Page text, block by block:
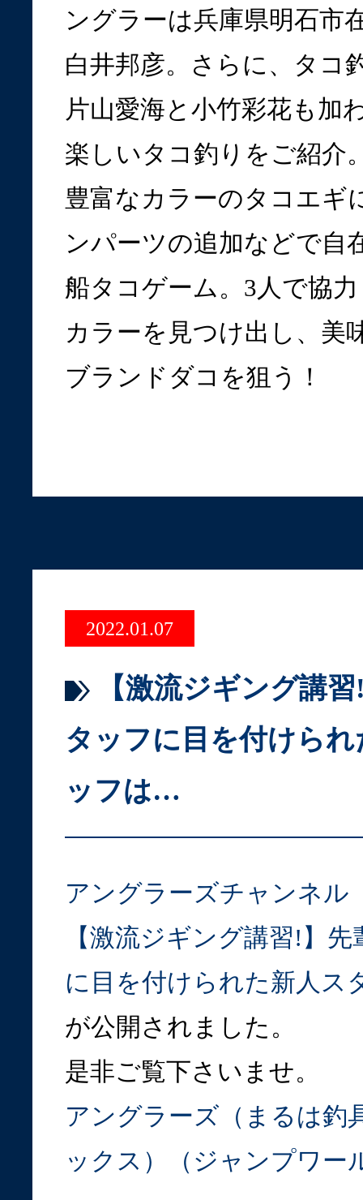
ングラーは兵庫県明石市
白井邦彦。さらに、タコ
片山愛海と小竹彩花も加
楽しいタコ釣りをご紹介
豊富なカラーのタコエギ
ンパーツの追加などで自
船タコゲーム。3人で協
カラーを見つけ出し、美
ブランドダコを狙う！
2022.01.07
【激流ジギング講
タッフに目を付けら
ッフは…
アングラーズチャンネル
【激流ジギング講習!】
に目を付けられた新人
が公開されました。
是非ご覧下さいませ。
アングラーズ（まるは釣
ックス）（ジャンプワー